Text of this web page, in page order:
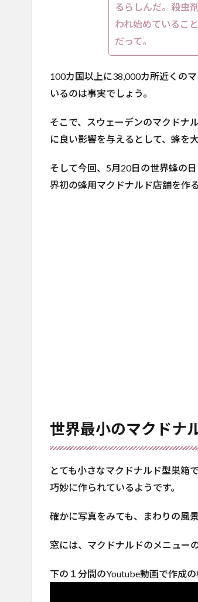
るらしんだ。殺虫
われ始めているこ
だって。
100カ国以上に38,000カ所近くの
いるのは事実でしょう。
そこで、スウェーデンのマクドナ
に良い影響を与えるとして、蜂を
そして今回、5月20日の世界蜂の
界初の蜂用マクドナルド店舗を作
世界最小のマクドナ
とても小さなマクドナルド型巣箱
巧妙に作られているようです。
確かに写真をみても、まわりの風
窓には、マクドナルドのメニュー
下の１分間のYoutube動画で作成の